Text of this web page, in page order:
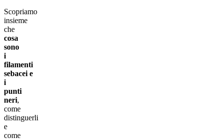
Scopriamo
insieme
che
cosa
sono
i
filamenti
sebacei e
i
punti
neri,
come
distinguerli
e
come